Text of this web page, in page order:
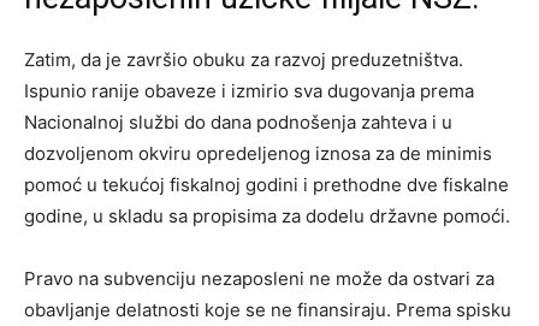
Zatim, da je završio obuku za razvoj preduzetništva.
Ispunio ranije obaveze i izmirio sva dugovanja prema
Nacionalnoj službi do dana podnošenja zahteva i u
dozvoljenom okviru opredeljenog iznosa za de minimis
pomoć u tekućoj fiskalnoj godini i prethodne dve fiskalne
godine, u skladu sa propisima za dodelu državne pomoći.
Pravo na subvenciju nezaposleni ne može da ostvari za
obavljanje delatnosti koje se ne finansiraju. Prema spisku